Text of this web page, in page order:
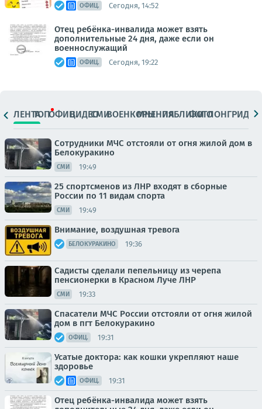
ОФИЦ. Сегодня, 14:52
Отец ребёнка-инвалида может взять
дополнительные 24 дня, даже если он
военнослужащий
ОФИЦ. Сегодня, 19:22
ЛЕНТАТОПОФИЦ.ВИДЕОСМИВОЕНКОРЫМНЕНИЯПАБЛИКИ
ФОТОЛОНГРИДЫ
Сотрудники МЧС отстояли от огня жилой дом в
Белокуракино
СМИ 19:49
25 спортсменов из ЛНР входят в сборные
России по 11 видам спорта
СМИ 19:49
Внимание, воздушная тревога
БЕЛОКУРАКИНО 19:36
Садисты сделали пепельницу из черепа
пенсионерки в Красном Луче ЛНР
СМИ 19:33
Спасатели МЧС России отстояли от огня жилой
дом в пгт Белокуракино
ОФИЦ. 19:31
Усатые доктора: как кошки укрепляют наше
здоровье
ОФИЦ. 19:31
Отец ребёнка-инвалида может взять